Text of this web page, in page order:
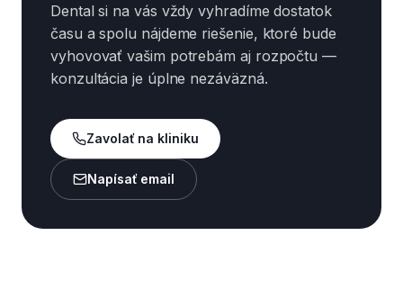
Dental si na vás vždy vyhradíme dostatok
času a spolu nájdeme riešenie, ktoré bude
vyhovovať vašim potrebám aj rozpočtu —
konzultácia je úplne nezáväzná.
Zavolať na kliniku
Napísať email